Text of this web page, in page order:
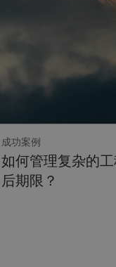
成功案例
如何管理复杂的
后期限？